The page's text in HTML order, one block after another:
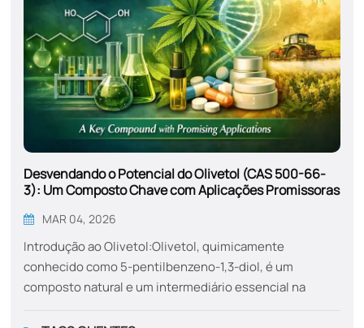
Desvendando o Potencial do Olivetol (CAS 500-66-
3): Um Composto Chave com Aplicações Promissoras
MAR 04, 2026
Introdução ao Olivetol:Olivetol, quimicamente
conhecido como 5-pentilbenzeno-1,3-diol, é um
composto natural e um intermediário essencial na